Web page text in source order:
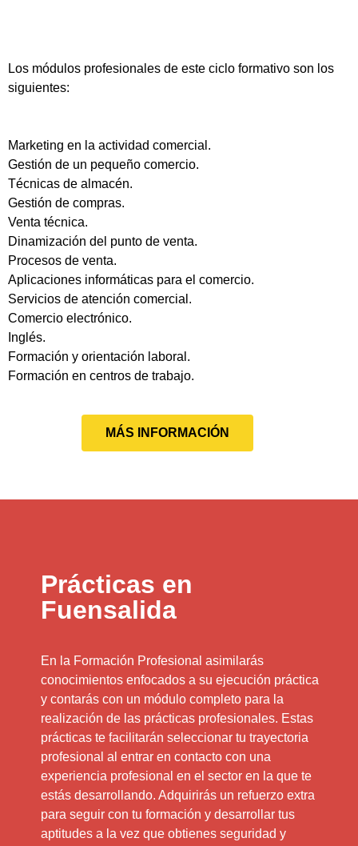
Los módulos profesionales de este ciclo formativo son los
siguientes:
Marketing en la actividad comercial.
Gestión de un pequeño comercio.
Técnicas de almacén.
Gestión de compras.
Venta técnica.
Dinamización del punto de venta.
Procesos de venta.
Aplicaciones informáticas para el comercio.
Servicios de atención comercial.
Comercio electrónico.
Inglés.
Formación y orientación laboral.
Formación en centros de trabajo.
MÁS INFORMACIÓN
Prácticas en
Fuensalida
En la Formación Profesional asimilarás
conocimientos enfocados a su ejecución práctica
y contarás con un módulo completo para la
realización de las prácticas profesionales. Estas
prácticas te facilitarán seleccionar tu trayectoria
profesional al entrar en contacto con una
experiencia profesional en el sector en la que te
estás desarrollando. Adquirirás un refuerzo extra
para seguir con tu formación y desarrollar tus
aptitudes a la vez que obtienes seguridad y